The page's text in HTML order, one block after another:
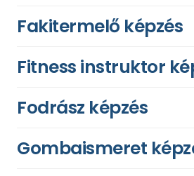
Fakitermelő képzés
Fitness instruktor
Fodrász képzés
Gombaismeret